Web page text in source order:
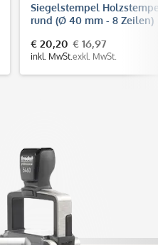
Siegelstempel
rund (Ø 40 mm - 8 Zeilen)
€ 20,20
inkl. MwSt.
€ 16,97
exkl. MwSt.